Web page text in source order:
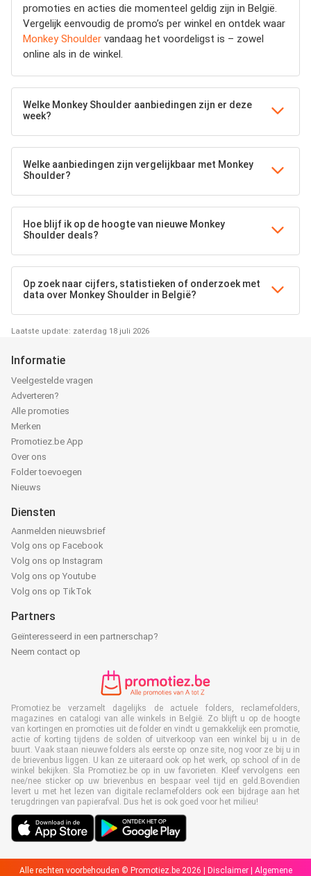
promoties en acties die momenteel geldig zijn in België.
Vergelijk eenvoudig de promo’s per winkel en ontdek waar
Monkey Shoulder vandaag het voordeligst is – zowel
online als in de winkel.
Welke Monkey Shoulder aanbiedingen zijn er deze
week?
Welke aanbiedingen zijn vergelijkbaar met Monkey
Shoulder?
Hoe blijf ik op de hoogte van nieuwe Monkey
Shoulder deals?
Op zoek naar cijfers, statistieken of onderzoek met
data over Monkey Shoulder in België?
Laatste update: zaterdag 18 juli 2026
Informatie
Veelgestelde vragen
Adverteren?
Alle promoties
Merken
Promotiez.be App
Over ons
Folder toevoegen
Nieuws
Diensten
Aanmelden nieuwsbrief
Volg ons op Facebook
Volg ons op Instagram
Volg ons op Youtube
Volg ons op TikTok
Partners
Geïnteresseerd in een partnerschap?
Neem contact op
Promotiez.be verzamelt dagelijks de actuele folders, reclamefolders,
magazines en catalogi van alle winkels in België. Zo blijft u op de hoogte
van kortingen en promoties uit de folder en vindt u gemakkelijk een promotie,
actie of korting tijdens de solden of uitverkoop van een winkel bij u in de
buurt. Vaak staan nieuwe folders als eerste op onze site, nog voor ze bij u in
de brievenbus liggen. U kan ze uiteraard ook op het werk, op school of in de
winkel bekijken. Sla Promotiez.be op in uw favorieten. Kleef vervolgens een
nee/nee sticker op uw brievenbus en bespaar veel tijd en geld.Bovendien
levert u met het lezen van digitale reclamefolders ook een bijdrage aan het
terugdringen van papierafval. Dus het is ook goed voor het milieu!
Alle rechten voorbehouden © Promotiez.be 2026 | Disclaimer| Algemene